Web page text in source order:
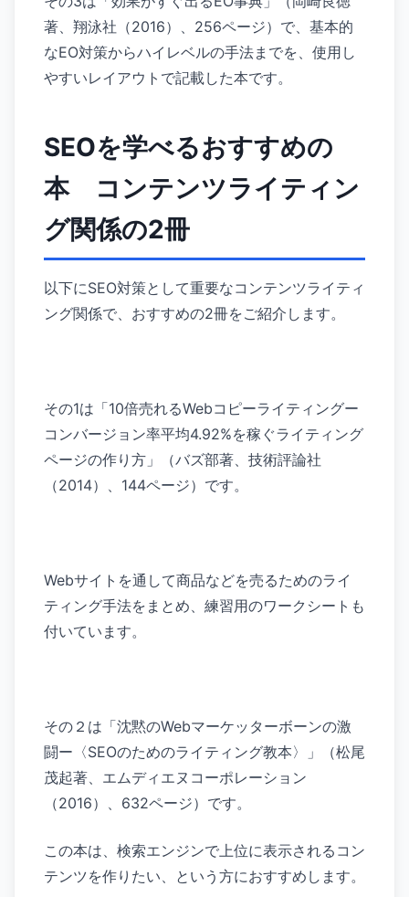
著、翔泳社（2016）、256ページ）で、基本的
なEO対策からハイレベルの手法までを、使用し
やすいレイアウトで記載した本です。
SEOを学べるおすすめの
本 コンテンツライティン
グ関係の2冊
以下にSEO対策として重要なコンテンツライティ
ング関係で、おすすめの2冊をご紹介します。
その1は「10倍売れるWebコピーライティングー
コンバージョン率平均4.92%を稼ぐライティング
ページの作り方」（バズ部著、技術評論社
（2014）、144ページ）です。
Webサイトを通して商品などを売るためのライ
ティング手法をまとめ、練習用のワークシートも
付いています。
その２は「沈黙のWebマーケッターボーンの激
闘ー〈SEOのためのライティング教本〉」（松尾
茂起著、エムディエヌコーポレーション
（2016）、632ページ）です。
この本は、検索エンジンで上位に表示されるコン
テンツを作りたい、という方におすすめします。